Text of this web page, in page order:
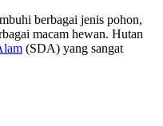
berbagai jenis pohon,
macam hewan. Hutan
(SDA) yang sangat